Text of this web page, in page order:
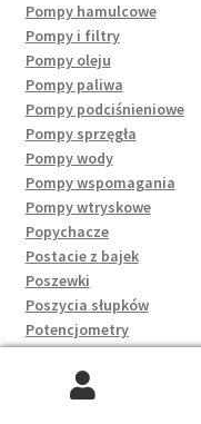
Pompy hamulcowe
Pompy i filtry
Pompy oleju
Pompy paliwa
Pompy podciśnieniowe
Pompy sprzęgła
Pompy wody
Pompy wspomagania
Pompy wtryskowe
Popychacze
Postacie z bajek
Poszewki
Poszycia słupków
Potencjometry
Poziomowania
Pozostałe